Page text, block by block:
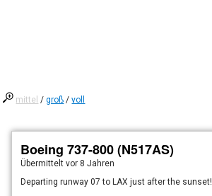
mittel /groß /voll
Boeing 737-800 (N517AS)
Übermitteltvor 8 Jahren
Departing runway 07 to LAX just after the sunset!